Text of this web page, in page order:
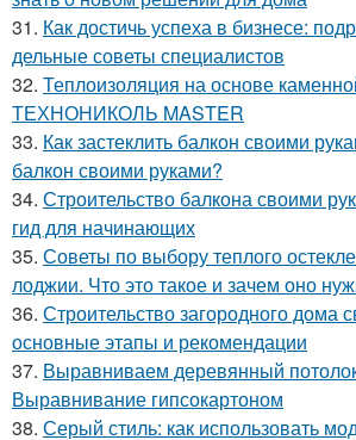
31. Как достичь успеха в бизнесе:
дельные советы специалистов
32. Теплоизоляция на основе
ТЕХНОНИКОЛЬ MASTER
33. Как застеклить балкон своими
балкон своими руками?
34. Строительство балкона своими
гид для начинающих
35. Советы по выбору теплого
лоджии. Что это такое и зачем оно
36. Строительство загородного дома
основные этапы и рекомендации
37. Выравниваем деревянный
Выравнивание гипсокартоном
38. Серый стиль: как использовать